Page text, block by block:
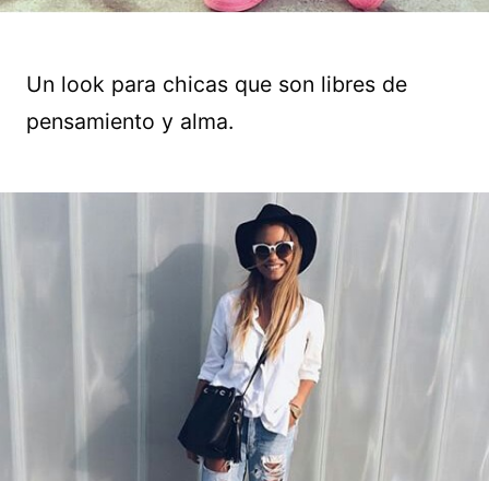
Un look para chicas que son libres de
pensamiento y alma.